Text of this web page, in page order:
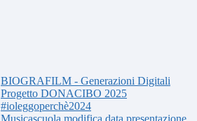
BIOGRAFILM - Generazioni Digitali
Progetto DONACIBO 2025
#ioleggoperchè2024